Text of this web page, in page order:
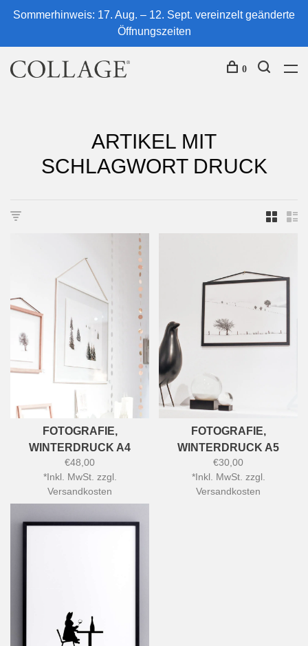
Sommerhinweis: 17. Aug. – 12. Sept. vereinzelt geänderte
Öffnungszeiten
0
ARTIKEL MIT
SCHLAGWORT DRUCK
FOTOGRAFIE,
WINTERDRUCK A4
€48,00
*Inkl. MwSt. zzgl.
Versandkosten
FOTOGRAFIE,
WINTERDRUCK A5
€30,00
*Inkl. MwSt. zzgl.
Versandkosten